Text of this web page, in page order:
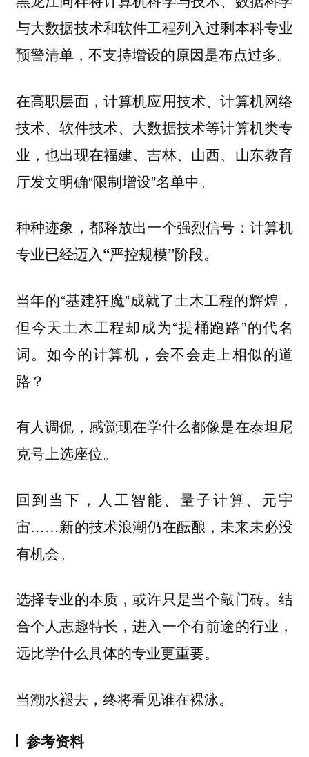
与大数据技术和软件工程列入过剩本科专业
预警清单，不支持增设的原因是布点过多。
在高职层面，计算机应用技术、计算机网络
技术、软件技术、大数据技术等计算机类专
业，也出现在福建、吉林、山西、山东教育
厅发文明确“限制增设”名单中。
种种迹象，都释放出一个强烈信号： 计算机
专业已经迈入“严控规模”阶段。
当年的“基建狂魔”成就了土木工程的辉煌，
但今天土木工程却成为“提桶跑路”的代名
词。如今的计算机，会不会走上相似的道
路？
有人调侃，感觉现在学什么都像是在泰坦尼
克号上选座位。
回到当下，人工智能、量子计算、元宇
宙……新的技术浪潮仍在酝酿，未来未必没
有机会。
选择专业的本质，或许只是当个敲门砖。结
合个人志趣特长，进入一个有前途的行业，
远比学什么具体的专业更重要。
当潮水褪去，终将看见谁在裸泳。
参考资料